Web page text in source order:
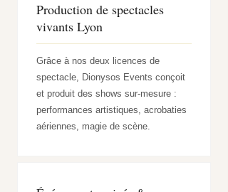
Production de spectacles
vivants Lyon
Grâce à nos deux licences de
spectacle, Dionysos Events conçoit
et produit des shows sur-mesure :
performances artistiques, acrobaties
aériennes, magie de scène.